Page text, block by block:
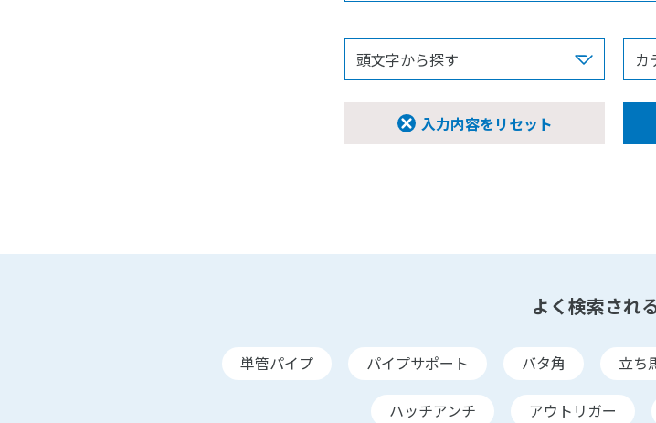
入力内容をリセット
よく検索され
単管パイプ パイプサポート バタ角 立ち
ハッチアンチ アウトリガー